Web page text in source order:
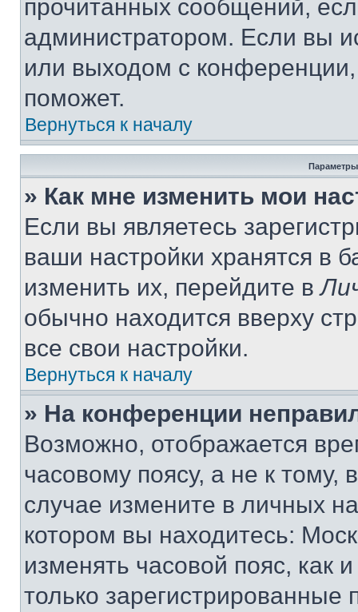
прочитанных сообщений,
администратором. Если вы
или выходом с
поможет.
Вернуться к началу
Параметры
» Как мне изменить мои
Если вы являетесь
ваши настройки хранятся в
изменить их, перейдите в
обычно находится вверху
все свои настройки.
Вернуться к началу
» На конференции
Возможно, отображается
часовому поясу, а не к тому,
случае измените в личных
котором вы находитесь:
изменять часовой пояс, как
только